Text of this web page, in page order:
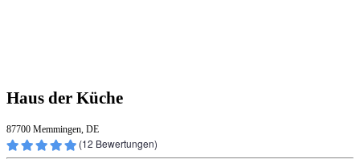
Haus der Küche
87700 Memmingen, DE
(12 Bewertungen)